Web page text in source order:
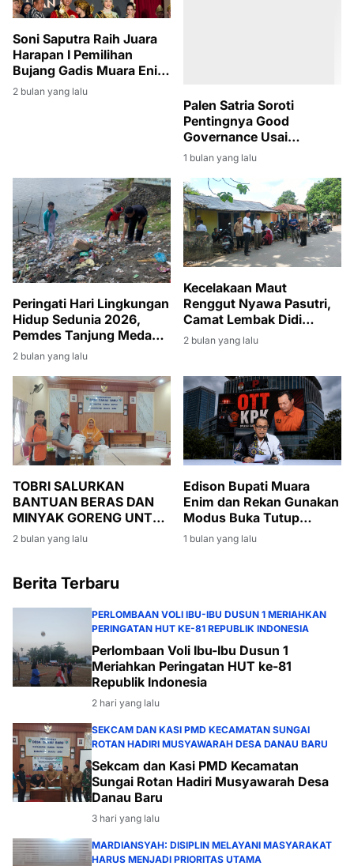
Soni Saputra Raih Juara
Harapan I Pemilihan
Bujang Gadis Muara Enim
2026
2 bulan yang lalu
Palen Satria Soroti
Pentingnya Good
Governance Usai
Penyerahan SK PLT
Bupati Muara Enim
kepada Sumarni
1 bulan yang lalu
Peringati Hari Lingkungan
Hidup Sedunia 2026,
Pemdes Tanjung Medang
Gelar Gotong Royong
Massal
2 bulan yang lalu
Kecelakaan Maut
Renggut Nyawa Pasutri,
Camat Lembak Didi
Haryanto Turut Berduka
dan Melayat
2 bulan yang lalu
TOBRI SALURKAN
BANTUAN BERAS DAN
MINYAK GORENG UNTUK
WARGA BANSOS DI
DESA DANAU BARU
2 bulan yang lalu
Edison Bupati Muara
Enim dan Rekan Gunakan
Modus Buka Tutup
Rekening
1 bulan yang lalu
Berita Terbaru
PERLOMBAAN VOLI IBU-IBU DUSUN 1 MERIAHKAN
PERINGATAN HUT KE-81 REPUBLIK INDONESIA
Perlombaan Voli Ibu-Ibu Dusun 1
Meriahkan Peringatan HUT ke-81
Republik Indonesia
2 hari yang lalu
SEKCAM DAN KASI PMD KECAMATAN SUNGAI
ROTAN HADIRI MUSYAWARAH DESA DANAU BARU
Sekcam dan Kasi PMD Kecamatan
Sungai Rotan Hadiri Musyawarah Desa
Danau Baru
3 hari yang lalu
MARDIANSYAH: DISIPLIN MELAYANI MASYARAKAT
HARUS MENJADI PRIORITAS UTAMA